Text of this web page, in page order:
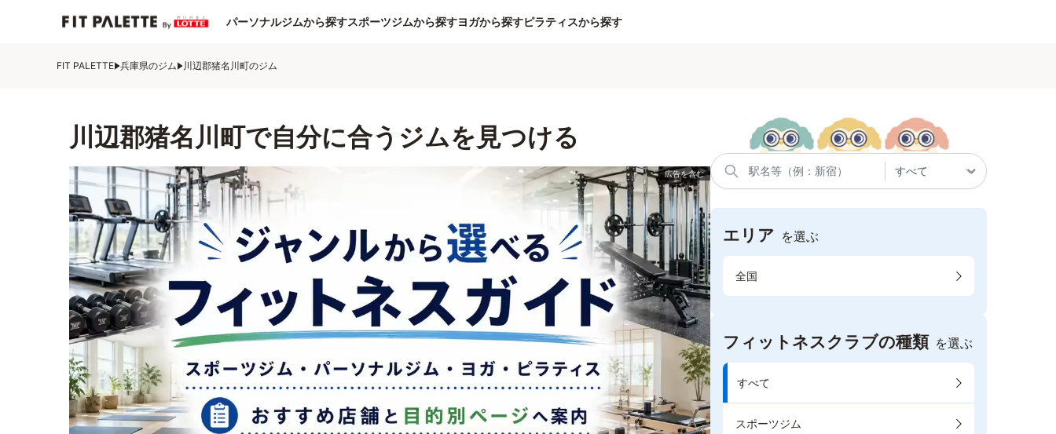
パーソナルジムから探すスポーツジムから探すヨガから探すピラティスから探す
FIT PALETTE 兵庫県のジム 川辺郡猪名川町のジム
川辺郡猪名川町で自分に合うジムを見つける
エリア を選ぶ
全国
フィットネスクラブの種類 を選ぶ
すべて
スポーツジム